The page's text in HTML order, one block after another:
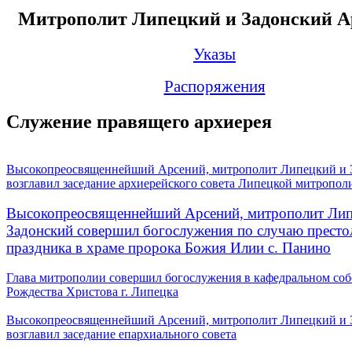
Митрополит Липецкий и Задонский
Указы
Распоряжения
Служение правящего архиерея
Высокопреосвященнейший Арсений, митрополит Липецкий и
возглавил заседание архиерейского совета Липецкой
Высокопреосвященнейший Арсений, митрополит
Задонский совершил богослужения по случаю
праздника в храме пророка Божия Илии с. Панино
Глава митрополии совершил богослужения в кафедральном
Рождества Христова г. Липецка
Высокопреосвященнейший Арсений, митрополит Липецкий и
возглавил заседание епархиального совета